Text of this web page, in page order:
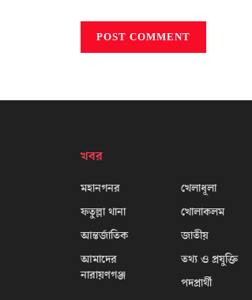
খবর
মহানগনর
ফতুল্লা থানা
আন্তর্জাতিক
আমাদের
নারায়ণগঞ্জ
খেলাধূলা
খোলাকলম
জাতীয়
তথ্য ও প্রযুক্তি
পদপ্রার্থী